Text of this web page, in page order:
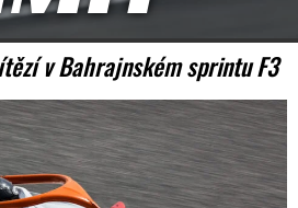
v Bahrajnském sprintu F3